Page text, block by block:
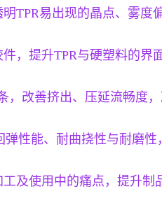
TPR易出现的晶点、雾度
，提升TPR与硬塑料的界
，改善挤出、压延流畅度
性能、耐曲挠性与耐磨性
及使用中的痛点，提升制